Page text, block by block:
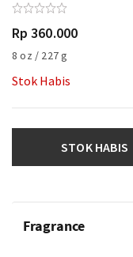
Rp 360.000
8 oz / 227 g
Stok Habis
STOK HABIS
Fragrance